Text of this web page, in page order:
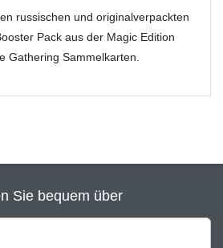
russischen und originalverpackten
Pack aus der Magic Edition
Gathering Sammelkarten.
Sie bequem über